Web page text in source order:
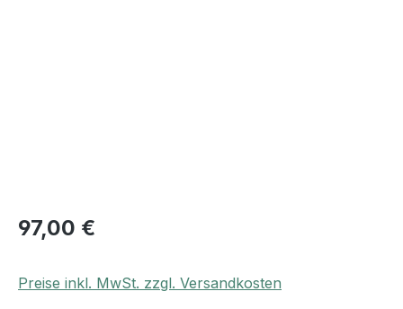
97,00 €
Preise inkl. MwSt. zzgl. Versandkosten